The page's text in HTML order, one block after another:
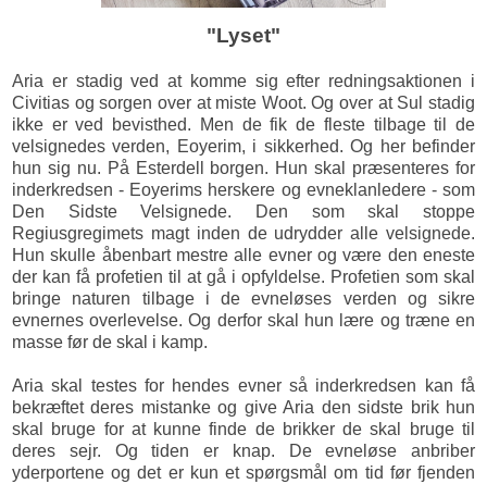
"Lyset"
Aria er stadig ved at komme sig efter redningsaktionen i
Civitias og sorgen over at miste Woot. Og over at Sul stadig
ikke er ved bevisthed. Men de fik de fleste tilbage til de
velsignedes verden, Eoyerim, i sikkerhed. Og her befinder
hun sig nu. På Esterdell borgen. Hun skal præsenteres for
inderkredsen - Eoyerims herskere og evneklanledere - som
Den Sidste Velsignede. Den som skal stoppe
Regiusgregimets magt inden de udrydder alle velsignede.
Hun skulle åbenbart mestre alle evner og være den eneste
der kan få profetien til at gå i opfyldelse. Profetien som skal
bringe naturen tilbage i de evneløses verden og sikre
evnernes overlevelse. Og derfor skal hun lære og træne en
masse før de skal i kamp.
Aria skal testes for hendes evner så inderkredsen kan få
bekræftet deres mistanke og give Aria den sidste brik hun
skal bruge for at kunne finde de brikker de skal bruge til
deres sejr. Og tiden er knap. De evneløse anbriber
yderportene og det er kun et spørgsmål om tid før fjenden